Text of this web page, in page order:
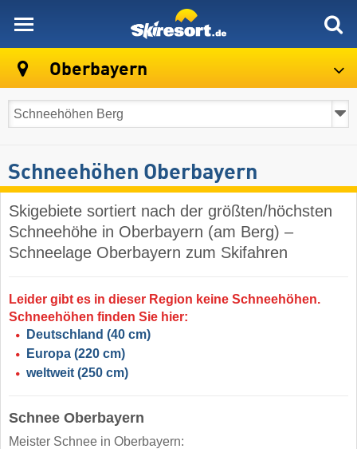
Oberbayern
Schneehöhen Oberbayern
Skigebiete sortiert nach der größten/höchsten
Schneehöhe in Oberbayern (am Berg) –
Schneelage Oberbayern zum Skifahren
Leider gibt es in dieser Region keine Schneehöhen.
Schneehöhen finden Sie hier:
Deutschland (40 cm)
Europa (220 cm)
weltweit (250 cm)
Schnee Oberbayern
Meister Schnee in Oberbayern: